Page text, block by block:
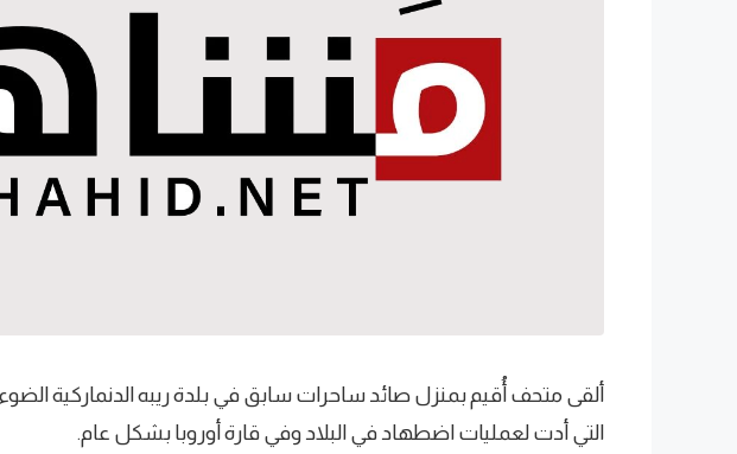
ألقى متحف أُقيم بمنزل صائد ساحرات سابق في بلدة ريبه الدنماركية
التي أدت لعمليات اضطهاد في البلاد وفي قارة أوروبا بشكل عام.